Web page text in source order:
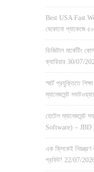
Best USA Fast
যেকোনো প্যাকেজে
ডিজিটাল মার্কেটিং
ক্যারিয়ার 30/07/
স্মার্ট প্রযুক্তিতে
ম্যানেজমেন্ট
হোটেল
Software) – JBD
এক ক্লিকেই
প্রফিট! 22/07/